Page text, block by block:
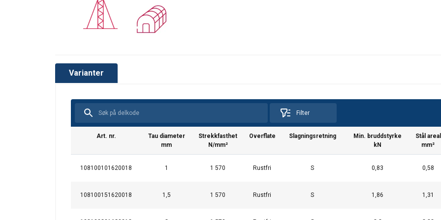
Varianter
Filter
Art. nr.
Tau diameter
mm
Strekkfasthet
N/mm²
Overflate Slagningsretning
Min. bruddstyrke
kN
Stål areal
mm²
108100101620018 1 1 570 Rustfri S 0,83 0,58
108100151620018 1,5 1 570 Rustfri S 1,86 1,31
We use cookies to personalise content, ads and to analyse our traffic. We also share